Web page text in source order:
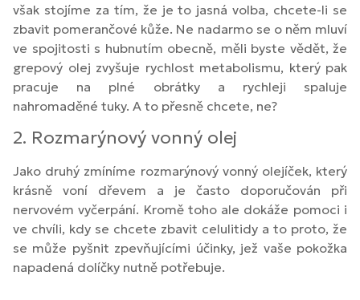
však stojíme za tím, že je to jasná volba, chcete-li se
zbavit pomerančové kůže. Ne nadarmo se o něm mluví
ve spojitosti s hubnutím obecně, měli byste vědět, že
grepový olej zvyšuje rychlost metabolismu, který pak
pracuje na plné obrátky a rychleji spaluje
nahromaděné tuky. A to přesně chcete, ne?
2. Rozmarýnový vonný olej
Jako druhý zmíníme rozmarýnový vonný olejíček, který
krásně voní dřevem a je často doporučován při
nervovém vyčerpání. Kromě toho ale dokáže pomoci i
ve chvíli, kdy se chcete zbavit celulitidy a to proto, že
se může pyšnit zpevňujícími účinky, jež vaše pokožka
napadená dolíčky nutně potřebuje.